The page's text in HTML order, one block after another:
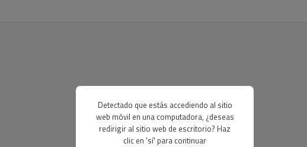
Detectado que estás accediendo al sitio
web móvil en una computadora, ¿deseas
redirigir al sitio web de escritorio? Haz
clic en 'sí' para continuar